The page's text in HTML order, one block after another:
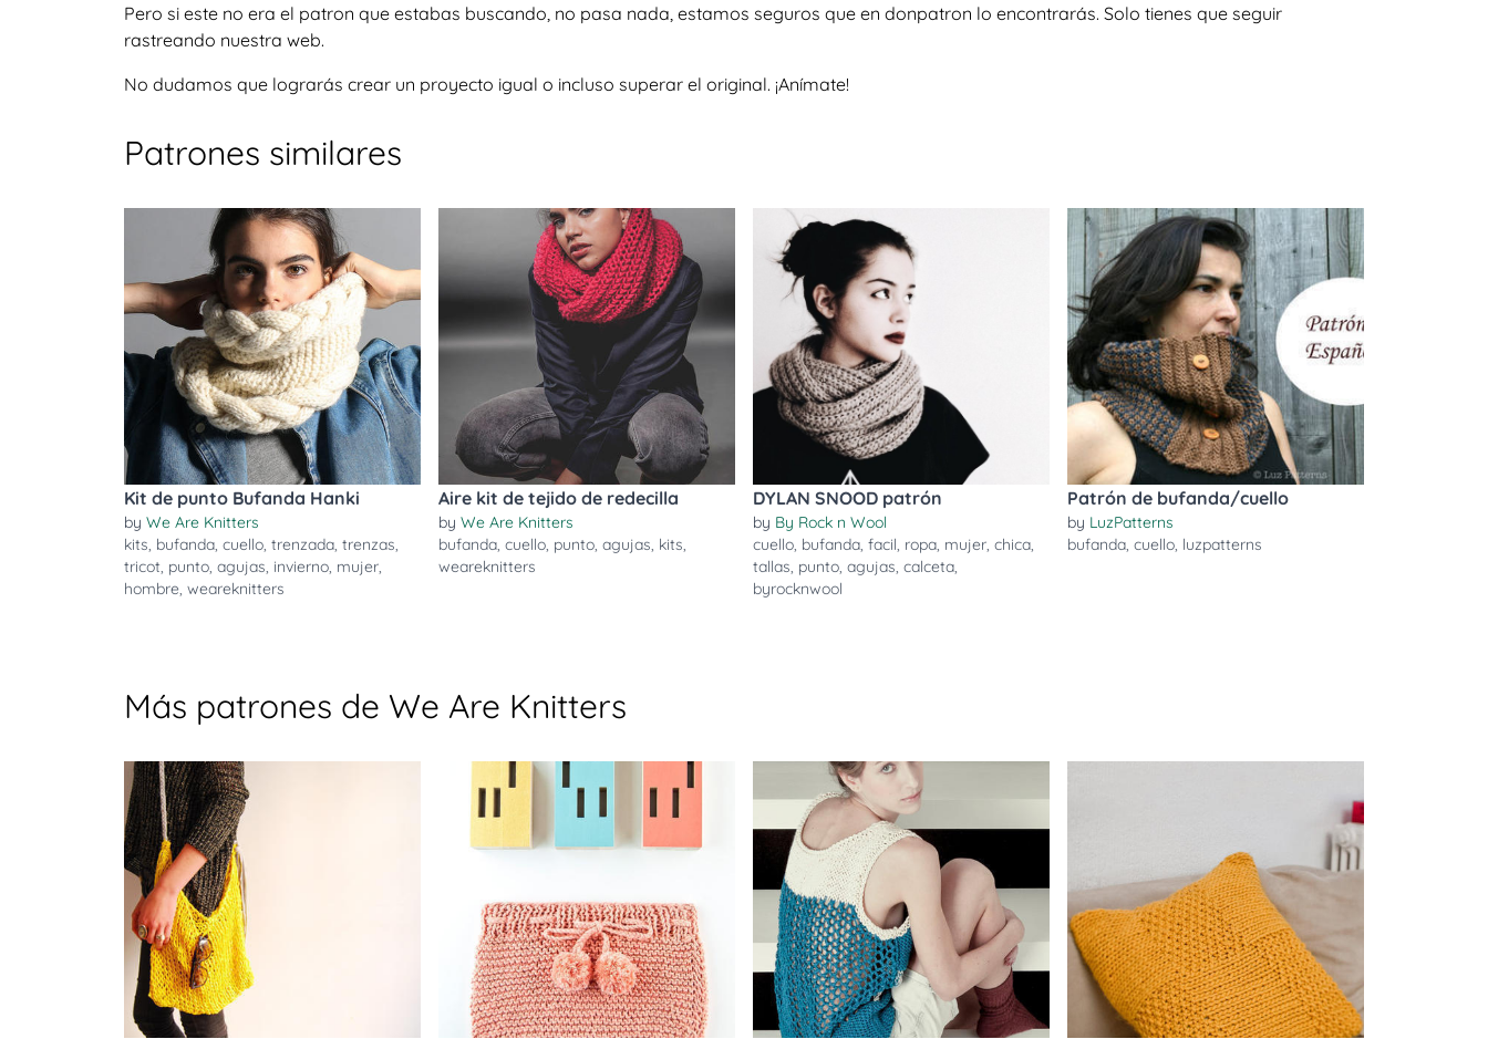
Pero si este no era el patron que estabas buscando, no pasa nada, estamos seguros que en donpatron lo encontrarás. Solo tienes que seguir
rastreando nuestra web.
No dudamos que lograrás crear un proyecto igual o incluso superar el original. ¡Anímate!
Patrones similares
Kit de punto Bufanda Hanki
by We Are Knitters
kits, bufanda, cuello, trenzada, trenzas,
tricot, punto, agujas, invierno, mujer,
hombre, weareknitters
Aire kit de tejido de redecilla
by We Are Knitters
bufanda, cuello, punto, agujas, kits,
weareknitters
DYLAN SNOOD patrón
by By Rock n Wool
cuello, bufanda, facil, ropa, mujer, chica,
tallas, punto, agujas, calceta,
byrocknwool
Patrón de bufanda/cuello
by LuzPatterns
bufanda, cuello, luzpatterns
Más patrones de We Are Knitters